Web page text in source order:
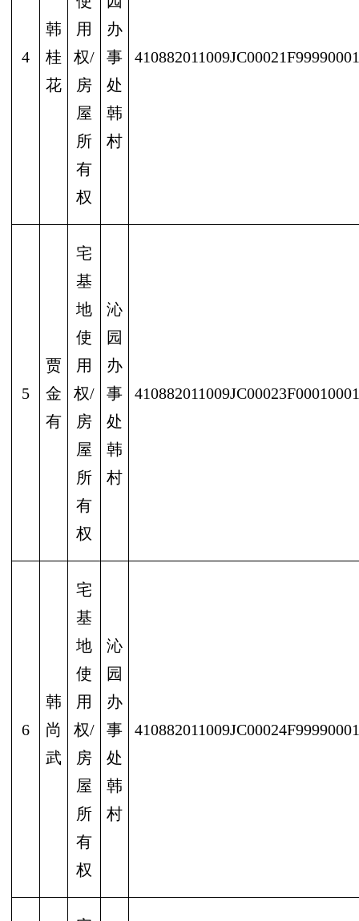
4
韩
桂
花
用
权/
房
屋
所
有
权
办
事
处
韩
村
410882011009JC00021F99990001
5
贾
金
有
宅
基
地
使
用
权/
房
屋
所
有
权
沁
园
办
事
处
韩
村
410882011009JC00023F00010001
6
韩
尚
武
宅
基
地
使
用
权/
房
屋
所
有
权
沁
园
办
事
处
韩
村
410882011009JC00024F99990001